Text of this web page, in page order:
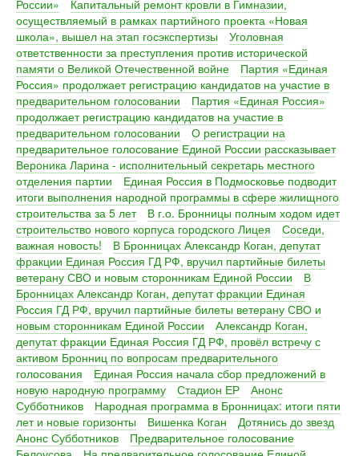
России»
Капитальный ремонт кровли в Гимназии,
осуществляемый в рамках партийного проекта «Новая
школа», вышел на этап госэкспертизы
Уголовная
ответственности за преступления против исторической
памяти о Великой Отечественной войне
Партия «Единая
Россия» продолжает регистрацию кандидатов на участие в
предварительном голосовании
Партия «Единая Россия»
продолжает регистрацию кандидатов на участие в
предварительном голосовании
О регистрации на
предварительное голосование Единой России рассказывает
Вероника Ларина - исполнительный секретарь местного
отделения партии
Единая Россия в Подмосковье подводит
итоги выполнения народной программы в сфере жилищного
строительства за 5 лет
В г.о. Бронницы полным ходом идет
строительство нового корпуса городского Лицея
Соседи,
важная новость!
В Бронницах Александр Коган, депутат
фракции Единая Россия ГД РФ, вручил партийные билеты
ветерану СВО и новым сторонникам Единой России
В
Бронницах Александр Коган, депутат фракции Единая
Россия ГД РФ, вручил партийные билеты ветерану СВО и
новым сторонникам Единой России
Александр Коган,
депутат фракции Единая Россия ГД РФ, провёл встречу с
активом Бронниц по вопросам предварительного
голосования
Единая Россия начала сбор предложений в
новую народную программу
Стадион ЕР
Анонс
Субботников
Народная программа в Бронницах: итоги пяти
лет и новые горизонты
Вишенка Коган
Дотянись до звезд
Анонс Субботников
Предварительное голосование